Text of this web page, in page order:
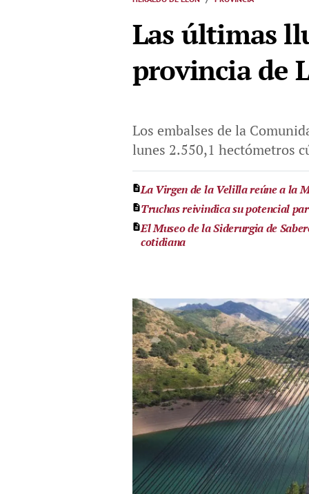
Las últimas
provincia de
Los embalses de la
lunes 2.550,1 hectómetros
La Virgen de la Velilla reúne a la
Truchas reivindica su potencial
El Museo de la Siderurgia de
cotidiana